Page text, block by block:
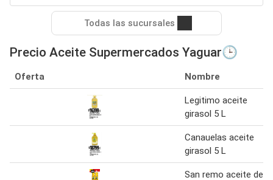
Todas las sucursales
Precio Aceite Supermercados Yaguar🕒
Oferta Nombre
Legitimo aceite
girasol 5 L
Canauelas aceite
girasol 5 L
San remo aceite de